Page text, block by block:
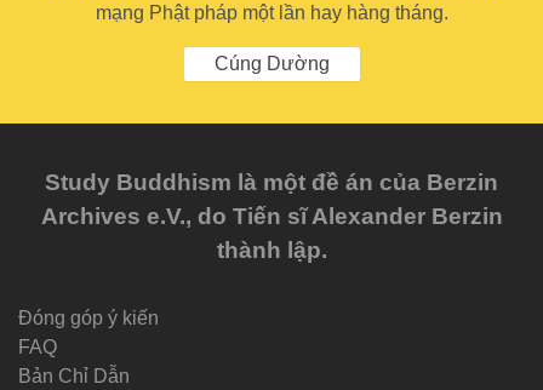
mạng Phật pháp một lần hay hàng tháng.
Cúng Dường
Study Buddhism là một đề án của Berzin
Archives e.V., do Tiến sĩ Alexander Berzin
thành lập.
Đóng góp ý kiến
FAQ
Bản Chỉ Dẫn